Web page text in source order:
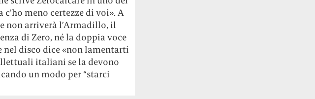
c’ho meno certezze di voi». A
non arriverà l’Armadillo, il
di Zero, né la doppia voce
disco dice «non lamentarti
italiani se la devono
un modo per “starci